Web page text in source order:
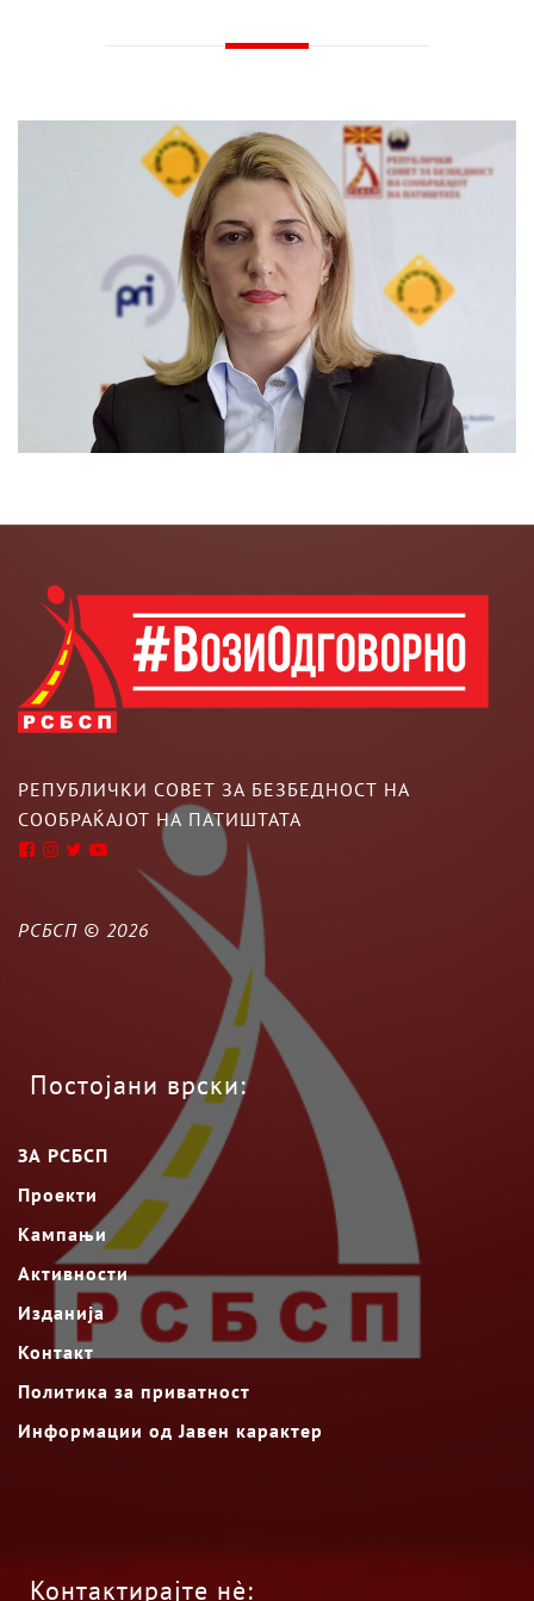
РЕПУБЛИЧКИ СОВЕТ ЗА БЕЗБЕДНОСТ НА
СООБРАЌАЈОТ НА ПАТИШТАТА
РСБСП © 2026
Постојани врски:
ЗА РСБСП
Проекти
Кампањи
Активности
Изданија
Контакт
Политика за приватност
Информации од Јавен карактер
Контактирајте нè: